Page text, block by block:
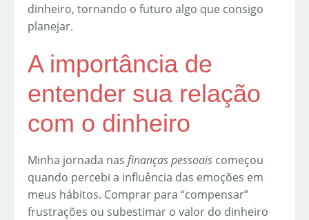
dinheiro, tornando o futuro algo que consigo
planejar.
A importância de
entender sua relação
com o dinheiro
Minha jornada nas finanças pessoais começou
quando percebi a influência das emoções em
meus hábitos. Comprar para “compensar”
frustrações ou subestimar o valor do dinheiro